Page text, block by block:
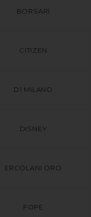
BORSARI
CITIZEN
D1 MILANO
DISNEY
ERCOLANI ORO
FOPE
E COLORE
disponibile!
3 giorni lavorativi
per ordini sopra i €49
AL CARRELLO